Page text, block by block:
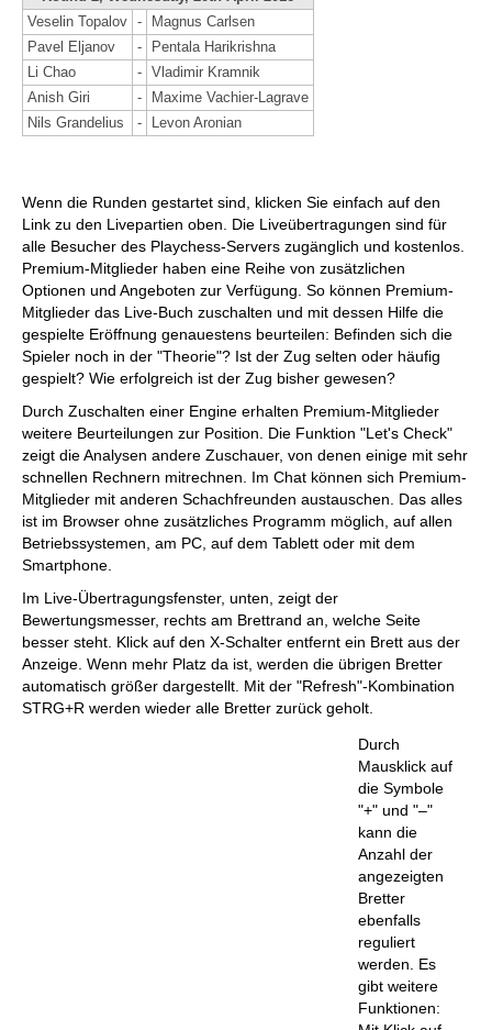
Veselin Topalov -
Magnus Carlsen
Pavel Eljanov
-
Pentala Harikrishna
Li Chao
- Vladimir Kramnik
Anish Giri
-
Maxime Vachier-Lagrave
Nils Grandelius
- Levon Aronian
Wenn die Runden gestartet sind, klicken Sie einfach auf den
Link zu den Livepartien oben. Die Liveübertragungen sind für
alle Besucher des Playchess-Servers zugänglich und kostenlos.
Premium-Mitglieder haben eine Reihe von zusätzlichen
Optionen und Angeboten zur Verfügung. So können Premium-
Mitglieder das Live-Buch zuschalten und mit dessen Hilfe die
gespielte Eröffnung genauestens beurteilen: Befinden sich die
Spieler noch in der "Theorie"? Ist der Zug selten oder häufig
gespielt? Wie erfolgreich ist der Zug bisher gewesen?
Durch Zuschalten einer Engine erhalten Premium-Mitglieder
weitere Beurteilungen zur Position. Die Funktion "Let's Check"
zeigt die Analysen andere Zuschauer, von denen einige mit sehr
schnellen Rechnern mitrechnen. Im Chat können sich Premium-
Mitglieder mit anderen Schachfreunden austauschen. Das alles
ist im Browser ohne zusätzliches Programm möglich, auf allen
Betriebssystemen, am PC, auf dem Tablett oder mit dem
Smartphone.
Im Live-Übertragungsfenster, unten, zeigt der
Bewertungsmesser, rechts am Brettrand an, welche Seite
besser steht. Klick auf den X-Schalter entfernt ein Brett aus der
Anzeige. Wenn mehr Platz da ist, werden die übrigen Bretter
automatisch größer dargestellt. Mit der "Refresh"-Kombination
STRG+R werden wieder alle Bretter zurück geholt.
Durch
Mausklick auf
die Symbole
"+" und "–"
kann die
Anzahl der
angezeigten
Bretter
ebenfalls
reguliert
werden. Es
gibt weitere
Funktionen: